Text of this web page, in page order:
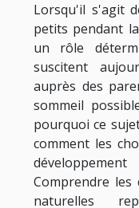
Lorsqu'il s'agit
petits pendant
un rôle
suscitent
auprès des
sommeil
pourquoi ce
comment les
Comprendre les
naturelles